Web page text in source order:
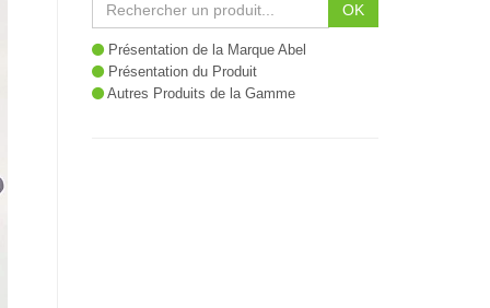
OK
Présentation de la Marque Abel
Présentation du Produit
Autres Produits de la Gamme